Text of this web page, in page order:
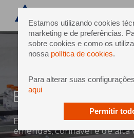
Estamos utilizando cookies
marketing e de preferências.
sobre cookies e como os
nossa política de cookies.
Para alterar suas
aqui
Permitir
EvoFilm
Empacotamento com filme
emendas, confiável e de alta